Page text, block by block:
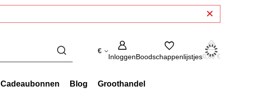
€
InloggenBoodschappenlijstjes0,00 €
Cadeaubonnen Blog Groothandel